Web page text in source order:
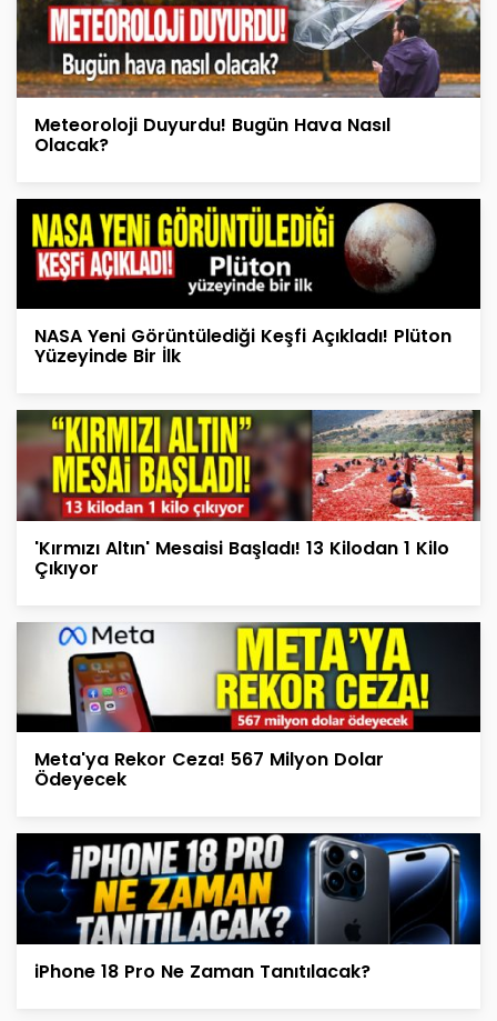
Meteoroloji Duyurdu! Bugün Hava Nasıl
Olacak?
NASA Yeni Görüntülediği Keşfi Açıkladı! Plüton
Yüzeyinde Bir İlk
'Kırmızı Altın' Mesaisi Başladı! 13 Kilodan 1 Kilo
Çıkıyor
Meta'ya Rekor Ceza! 567 Milyon Dolar
Ödeyecek
iPhone 18 Pro Ne Zaman Tanıtılacak?